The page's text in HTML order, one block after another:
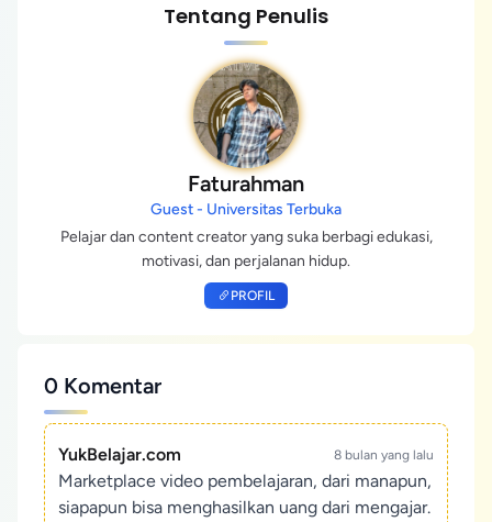
Tentang Penulis
Faturahman
Guest - Universitas Terbuka
Pelajar dan content creator yang suka berbagi edukasi,
motivasi, dan perjalanan hidup.
PROFIL
0 Komentar
YukBelajar.com 8 bulan yang lalu
Marketplace video pembelajaran, dari manapun,
siapapun bisa menghasilkan uang dari mengajar.